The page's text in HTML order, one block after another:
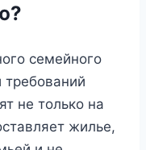
семейного
не только на
жилье,